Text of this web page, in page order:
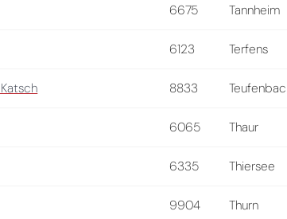
6675 Tannheim
6123 Terfens
8833
6065 Thaur
6335 Thiersee
9904 Thurn